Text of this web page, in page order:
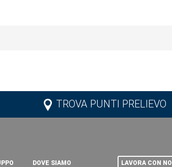
TROVA PUNTI PRELIEVO
DOVE SIAMO LAVORA CON NOI